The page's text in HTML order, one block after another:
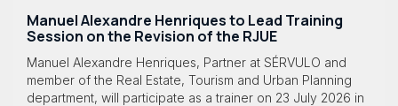
Manuel Alexandre Henriques to Lead Training
Session on the Revision of the RJUE
Manuel Alexandre Henriques, Partner at SÉRVULO and
member of the Real Estate, Tourism and Urban Planning
department, will participate as a trainer on 23 July 2026 in